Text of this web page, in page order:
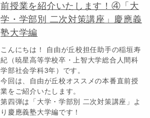
前授業を紹介いたします！④「大
学・学部別 二次対策講座」慶應義
塾大学編
こんにちは！ 自由が丘校担任助手の稲垣寿
紀（暁星高等学校卒・上智大学総合人間科
学部社会学科3年）です。
今回は、自由が丘校オススメの本番直前授
業をご紹介いたします。
第四弾は「大学・学部別 二次対策講座」よ
り慶應義塾大学編です！